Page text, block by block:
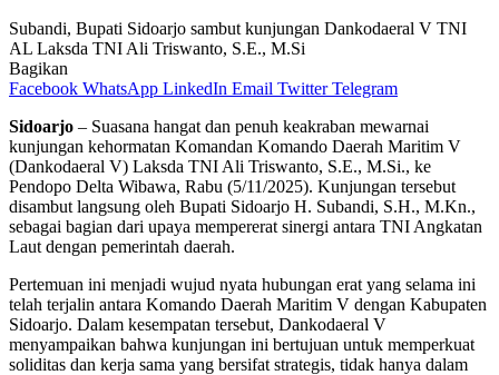
Subandi, Bupati Sidoarjo sambut kunjungan Dankodaeral V TNI
AL Laksda TNI Ali Triswanto, S.E., M.Si
Bagikan
Facebook WhatsApp LinkedIn Email Twitter Telegram
Sidoarjo – Suasana hangat dan penuh keakraban mewarnai
kunjungan kehormatan Komandan Komando Daerah Maritim V
(Dankodaeral V) Laksda TNI Ali Triswanto, S.E., M.Si., ke
Pendopo Delta Wibawa, Rabu (5/11/2025). Kunjungan tersebut
disambut langsung oleh Bupati Sidoarjo H. Subandi, S.H., M.Kn.,
sebagai bagian dari upaya mempererat sinergi antara TNI Angkatan
Laut dengan pemerintah daerah.
Pertemuan ini menjadi wujud nyata hubungan erat yang selama ini
telah terjalin antara Komando Daerah Maritim V dengan Kabupaten
Sidoarjo. Dalam kesempatan tersebut, Dankodaeral V
menyampaikan bahwa kunjungan ini bertujuan untuk memperkuat
soliditas dan kerja sama yang bersifat strategis, tidak hanya dalam